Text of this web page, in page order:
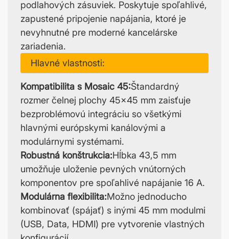
podlahových zásuviek. Poskytuje spoľahlivé,
zapustené pripojenie napájania, ktoré je
nevyhnutné pre moderné kancelárske
zariadenia.
Hlavné vlastnosti:
Kompatibilita s Mosaic 45:Štandardný
rozmer čelnej plochy 45x45 mm zaisťuje
bezproblémovú integráciu so všetkými
hlavnými európskymi kanálovými a
modulárnymi systémami.
Robustná konštrukcia:Hĺbka 43,5 mm
umožňuje uloženie pevných vnútorných
komponentov pre spoľahlivé napájanie 16 A.
Modulárna flexibilita:Možno jednoducho
kombinovať (spájať) s inými 45 mm modulmi
(USB, Data, HDMI) pre vytvorenie vlastných